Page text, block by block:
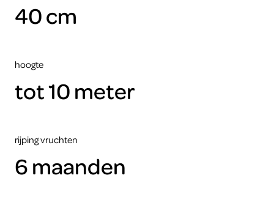
40 cm
hoogte
tot 10 meter
rijping vruchten
6 maanden